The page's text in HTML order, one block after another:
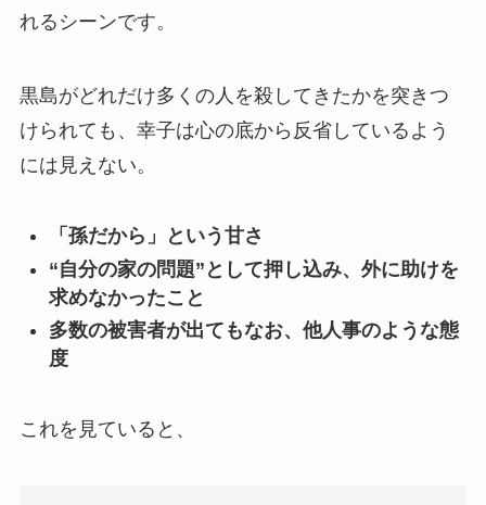
れるシーンです。
黒島がどれだけ多くの人を殺してきたかを突きつ
けられても、幸子は心の底から反省しているよう
には見えない。
「孫だから」という甘さ
“自分の家の問題”として押し込み、外に助けを
求めなかったこと
多数の被害者が出てもなお、他人事のような態
度
これを見ていると、